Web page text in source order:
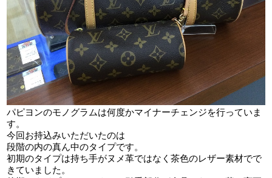
パピヨンのモノグラムは何度かマイナーチェンジを行っていま
す。
今回お持込みいただいたのは
段階の内の真ん中のタイプです。
初期のタイプは持ち手がヌメ革ではなく茶色のレザー素材でで
きていました。